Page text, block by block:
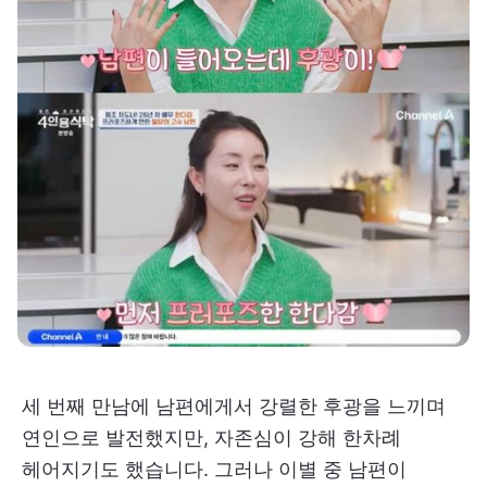
세 번째 만남에 남편에게서 강렬한 후광을 느끼며
연인으로 발전했지만, 자존심이 강해 한차례
헤어지기도 했습니다. 그러나 이별 중 남편이